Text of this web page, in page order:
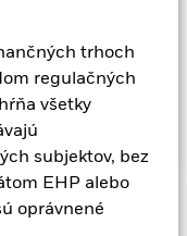
trhoch
regulačných
všetky
subjektov, bez
EHP alebo
oprávnené
a malou
akcií). Hoci je
investovať do
po celom svete,
trhov.